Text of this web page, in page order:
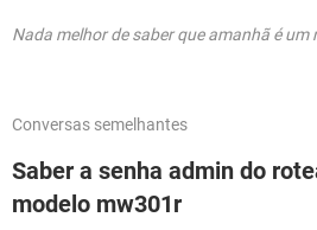
Nada melhor de saber que amanhã é um
Conversas semelhantes
Saber a senha admin do
modelo mw301r